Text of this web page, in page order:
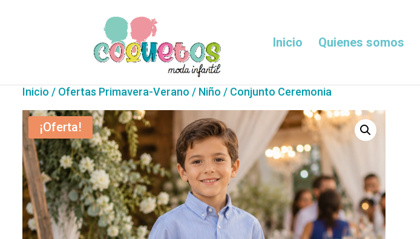
Inicio Quienes somos
Inicio / Ofertas Primavera-Verano / Niño / Conjunto Ceremonia
¡Oferta!